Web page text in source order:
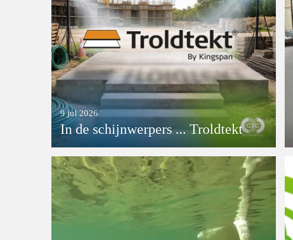
In de schijnwerpers ... Troldtekt
9 jul 2026